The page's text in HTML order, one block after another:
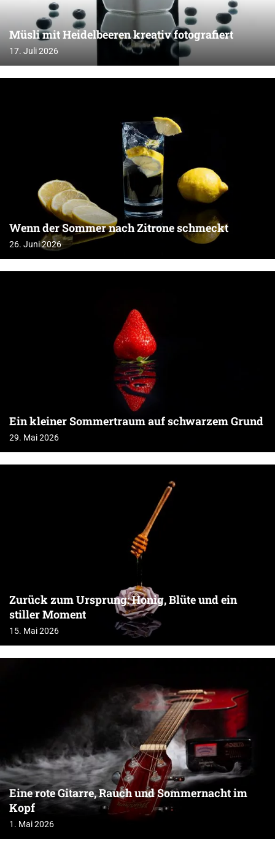
Müsli mit Heidelbeeren kreativ fotografiert
17. Juli 2026
Wenn der Sommer nach Zitrone schmeckt
26. Juni 2026
Ein kleiner Sommertraum auf schwarzem Grund
29. Mai 2026
Zurück zum Ursprung: Honig, Blüte und ein
stiller Moment
15. Mai 2026
Eine rote Gitarre, Rauch und Sommernacht im
Kopf
1. Mai 2026